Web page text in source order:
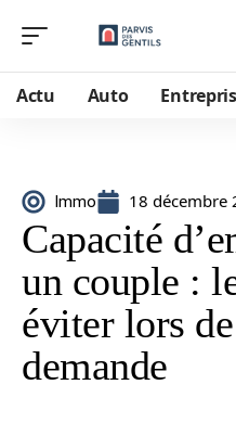
Actu Auto
Immo 18 décembre
Capacité
un couple :
éviter lors
demande